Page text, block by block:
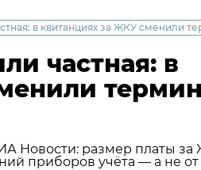
в квитанциях за ЖКУ сменили
частная: в
термин
Новости: размер платы
приборов учёта — а не от